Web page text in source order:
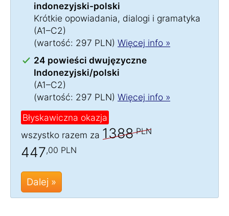
indonezyjski-polski
Krótkie opowiadania, dialogi i gramatyka
(A1–C2)
(wartość: 297 PLN) Więcej info »
24 powieści dwujęzyczne
Indonezyjski/polski
(A1–C2)
(wartość: 297 PLN) Więcej info »
Błyskawiczna okazja
wszystko razem za 1388PLN
447,00 PLN
Dalej »